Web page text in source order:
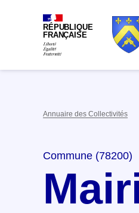
RÉPUBLIQUE
FRANÇAISE
Annuaire des Collectivités
Commune (78200)